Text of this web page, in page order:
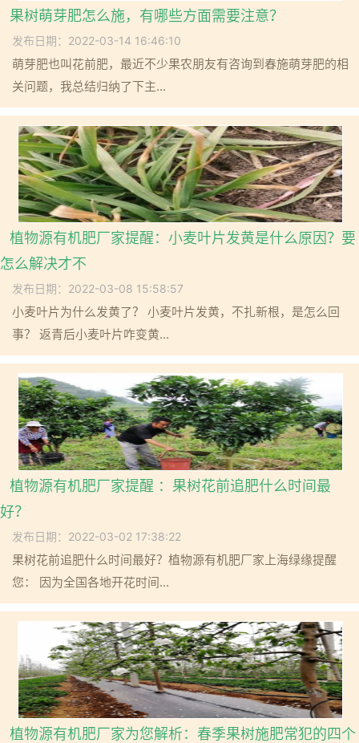
果树萌芽肥怎么施，有哪些方面需要注意？
发布日期：2022-03-14 16:46:10
萌芽肥也叫花前肥，最近不少果农朋友有咨询到春施萌芽肥的相
关问题，我总结归纳了下主...
植物源有机肥厂家提醒：小麦叶片发黄是什么原因？要
怎么解决才不
发布日期：2022-03-08 15:58:57
小麦叶片为什么发黄了？ 小麦叶片发黄，不扎新根，是怎么回
事？ 返青后小麦叶片咋变黄...
植物源有机肥厂家提醒 ：果树花前追肥什么时间最
好？
发布日期：2022-03-02 17:38:22
果树花前追肥什么时间最好？植物源有机肥厂家上海绿缘提醒
您： 因为全国各地开花时间...
植物源有机肥厂家为您解析：春季果树施肥常犯的四个